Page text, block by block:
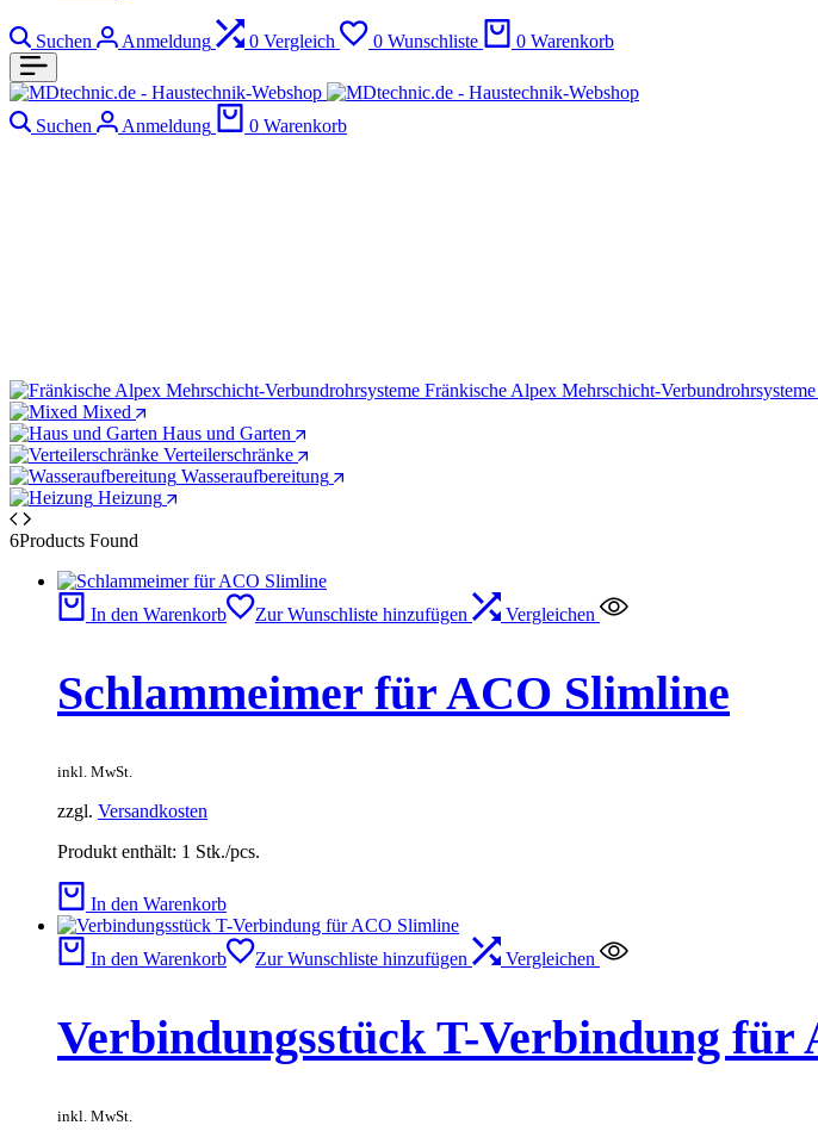
Suchen Anmeldung 0 Vergleich 0 Wunschliste 0 Warenkorb
Suchen Anmeldung 0 Warenkorb
Fränkische Alpex Mehrschicht-Verbundrohrsysteme
Mixed
Haus und Garten
Verteilerschränke
Wasseraufbereitung
Heizung
6Products Found
In den Warenkorb Zur Wunschliste hinzufügen Vergleichen
Schlammeimer für ACO Slimline
inkl. MwSt.
zzgl. Versandkosten
Produkt enthält: 1 Stk./pcs.
In den Warenkorb
In den Warenkorb Zur Wunschliste hinzufügen Vergleichen
Verbindungsstück T-Verbindung für
inkl. MwSt.